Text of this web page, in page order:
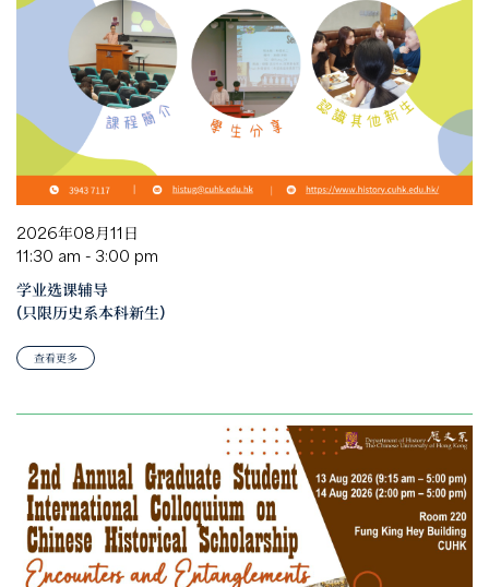
2026年08月11日
11:30 am - 3:00 pm
学业选课辅导
(只限历史系本科新生)
查看更多